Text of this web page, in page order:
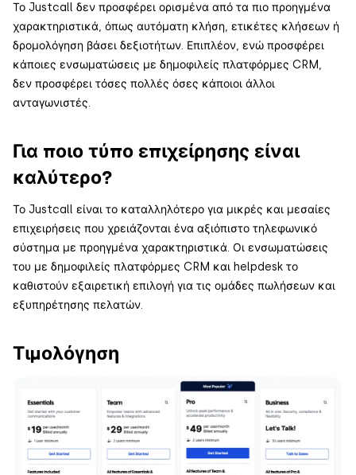
Το Justcall δεν προσφέρει ορισμένα από τα πιο προηγμένα
χαρακτηριστικά, όπως αυτόματη κλήση, ετικέτες κλήσεων ή
δρομολόγηση βάσει δεξιοτήτων. Επιπλέον, ενώ προσφέρει
κάποιες ενσωματώσεις με δημοφιλείς πλατφόρμες CRM,
δεν προσφέρει τόσες πολλές όσες κάποιοι άλλοι
ανταγωνιστές.
Για ποιο τύπο επιχείρησης είναι
καλύτερο?
Το Justcall είναι το καταλληλότερο για μικρές και μεσαίες
επιχειρήσεις που χρειάζονται ένα αξιόπιστο τηλεφωνικό
σύστημα με προηγμένα χαρακτηριστικά. Οι ενσωματώσεις
του με δημοφιλείς πλατφόρμες CRM και helpdesk το
καθιστούν εξαιρετική επιλογή για τις ομάδες πωλήσεων και
εξυπηρέτησης πελατών.
Τιμολόγηση